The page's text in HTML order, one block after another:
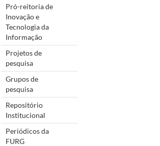
Pró-reitoria de
Inovação e
Tecnologia da
Informação
Projetos de
pesquisa
Grupos de
pesquisa
Repositório
Institucional
Periódicos da
FURG